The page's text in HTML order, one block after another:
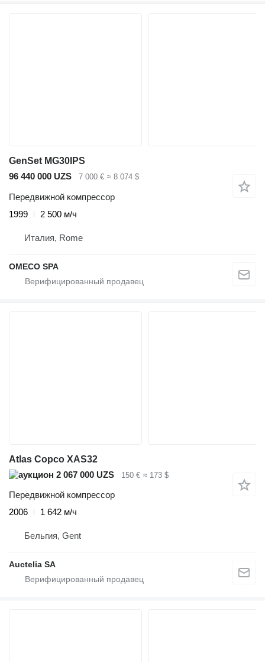
GenSet MG30IPS
96 440 000 UZS
7 000 € ≈ 8 074 $
Передвижной компрессор
1999
2 500 м/ч
Италия, Rome
OMECO SPA
Atlas Copco XAS32
2 067 000 UZS
150 € ≈ 173 $
Передвижной компрессор
2006
1 642 м/ч
Бельгия, Gent
Auctelia SA